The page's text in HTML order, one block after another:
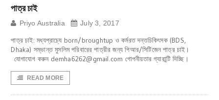
পাত্র চাই
Priyo Australia July 3, 2017
পাত্র চাই: মধ্যপ্রাচ্যে born/broughtup ও কর্মরত দন্তচিকিৎসক (BDS,
Dhaka) সম্ভান্ত মুসলিম পরিবারের পাত্রীর জন্য পিআর/সিটিজেন পাত্র চাই।
যোগাযোগ করুন demha6262@gmail.com গোপনীয়তার গ্যারান্টি দিচ্ছি।
READ MORE